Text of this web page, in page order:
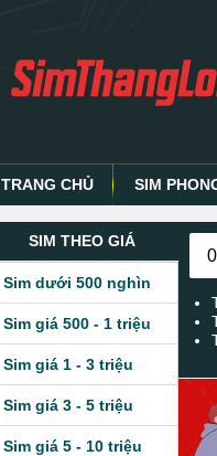
TRANG CHỦ SIM
SIM THEO GIÁ
Sim dưới 500 nghìn
Sim giá 500 - 1 triệu
Sim giá 1 - 3 triệu
Sim giá 3 - 5 triệu
Sim giá 5 - 10 triệu